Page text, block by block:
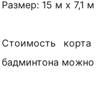
Размер: 15 м x 7,1
Стоимость
бадминтона можно